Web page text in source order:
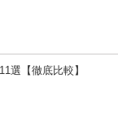
選【徹底比較】